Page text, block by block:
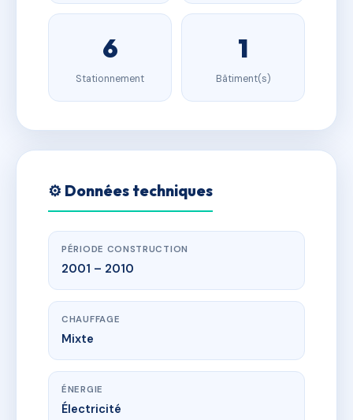
6
Stationnement
1
Bâtiment(s)
⚙️ Données techniques
PÉRIODE CONSTRUCTION
2001 – 2010
CHAUFFAGE
Mixte
ÉNERGIE
Électricité